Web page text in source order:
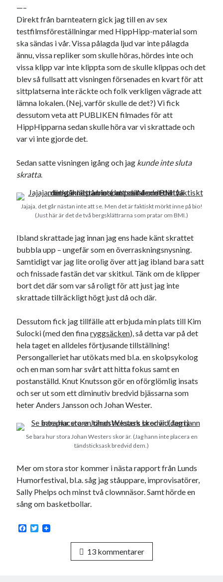
Pejpalla!
Swish: 070-8885542
—–
Direkt från barnteatern gick jag till en av sex
testfilmsföreställningar med HippHipp-material som
ska sändas i vår. Vissa pålagda ljud var inte pålagda
ännu, vissa repliker som skulle höras, hördes inte och
vissa klipp var inte klippta som de skulle klippas och det
blev så fullsatt att visningen försenades en kvart för att
sittplatserna inte räckte och folk verkligen vägrade att
lämna lokalen. (Nej, varför skulle de det?) Vi fick
dessutom veta att PUBLIKEN filmades för att
HippHipparna sedan skulle höra var vi skrattade och
var vi inte gjorde det.
Sedan satte visningen igång och jag kunde inte sluta
skratta.
Jajaja, det går nästan inte att se. Men det är faktiskt mörkt inne på bio!
(Just här är det de två bergsklättrarna som pratar om BMI.)
Ibland skrattade jag innan jag ens hade känt skrattet
bubbla upp – ungefär som en överraskningsnysning.
Samtidigt var jag lite orolig över att jag ibland bara satt
och fnissade fastän det var skitkul. Tänk om de klipper
bort det där som var så roligt för att just jag inte
skrattade tillräckligt högt just då och där.
Dessutom fick jag tillfälle att erbjuda min plats till Kim
Sulocki (med den finaryggsäcken), så detta var på det
hela taget en alldeles förtjusande tillställning!
Persongalleriet har utökats med bl.a. en skolpsykolog
och en man som har svårt att hitta fokus samt en
postanställd. Knut Knutsson gör en oförglömlig insats
och ser ut som ett diminutiv bredvid bjässarna som
heter Anders Jansson och Johan Wester.
Se bara hur stora Johan Westers skor är. (Jag hann inte placera en
tändsticksask bredvid dem.)
Mer om stora stor kommer i nästa rapport från Lunds
Humorfestival, bl.a. såg jag ståuppare, improvisatörer,
Sally Phelps och minst två clownnäsor. Samt hörde en
sång om basketbollar.
F
T
13 kommentarer